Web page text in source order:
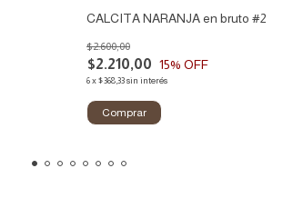
CALCITA NARANJA en bruto #2
$2.210,00
$2.600,00
15% OFF
6x$368,33sin interés